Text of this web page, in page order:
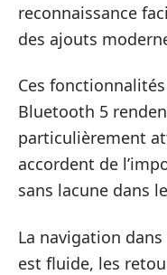
reconnaissance
des ajouts
Ces
Bluetooth 5
particulièrement
accordent de
sans lacune dans
La navigation
est fluide, les